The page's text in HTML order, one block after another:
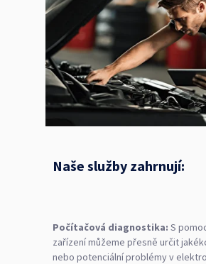
Naše služby zahrnují:
Počítačová diagnostika: S
zařízení můžeme přesně určit
nebo potenciální problémy v